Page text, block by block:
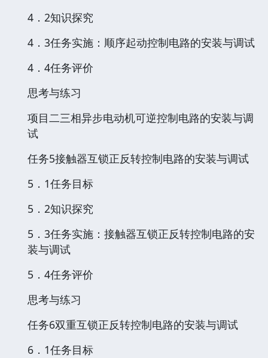
4．2知识探究
4．3任务实施：顺序起动控制电路的安装与调试
4．4任务评价
思考与练习
项目二三相异步电动机可逆控制电路的安装与调
试
任务5接触器互锁正反转控制电路的安装与调试
5．1任务目标
5．2知识探究
5．3任务实施：接触器互锁正反转控制电路的安
装与调试
5．4任务评价
思考与练习
任务6双重互锁正反转控制电路的安装与调试
6．1任务目标